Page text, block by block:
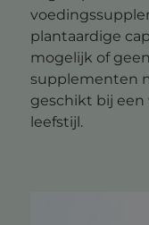
plantaardige
mogelijk of
supplementen
geschikt bij een
leefstijl.